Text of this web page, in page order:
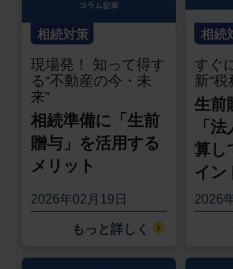
相続対策
現場発！ 知って得す
る“不動産の今・未
来”
相続準備に「生前
贈与」を活用する
メリット
2026年02月19日
もっと詳しく
相続
すぐ
新“税
生前
「
算し
イン
2026